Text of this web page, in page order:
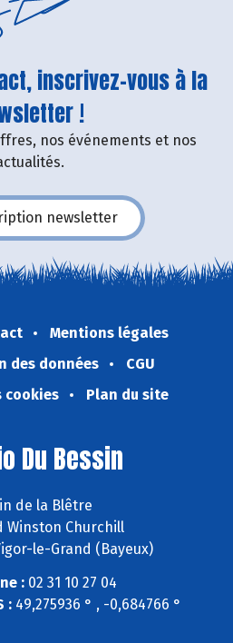
inscrivez-vous à la
!
nos événements et nos
newsletter
Mentions légales
des données
CGU
cookies
Plan du site
Du Bessin
de la Blêtre
Winston Churchill
le-Grand (Bayeux)
:02 31 10 27 04
:49,275936 ° , -0,684766 °